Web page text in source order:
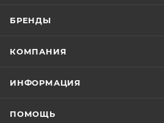
БРЕНДЫ
КОМПАНИЯ
ИНФОРМАЦИЯ
ПОМОЩЬ